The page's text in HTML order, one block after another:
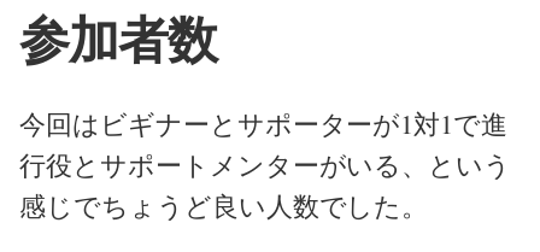
参加者数
今回はビギナーとサポーターが1対1で進
行役とサポートメンターがいる、という
感じでちょうど良い人数でした。